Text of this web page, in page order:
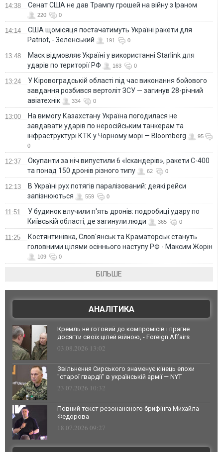
14:38 Сенат США не дав Трампу грошей на війну з Іраном
220 0
14:14
США щомісяця постачатимуть Україні ракети для
Patriot, - Зеленський
191 0
13:48
Маск відмовляє Україні у використанні Starlink для
ударів по території РФ
163 0
13:24
У Кіровоградській області під час виконання бойового
завдання розбився вертоліт ЗСУ — загинув 28-річний
авіатехнік
334 0
13:00
На вимогу Казахстану Україна погодилася не
завдавати ударів по неросійським танкерам та
інфраструктурі КТК у Чорному морі — Bloomberg
95
0
12:37
Окупанти за ніч випустили 6 «Іскандерів», ракети С-400
та понад 150 дронів різного типу
62 0
12:13
В Україні рух потягів паралізований: деякі рейси
запізнюються
559 0
11:51
У будинок влучили п'ять дронів: подробиці удару по
Київській області, де загинули люди
365 0
11:25
Костянтинівка, Слов'янськ та Краматорськ стануть
головними цілями осіннього наступу РФ - Максим Жорін
109 0
БІЛЬШЕ
АНАЛІТИКА
Кремль не готовий до компромісів і прагне
досягти своїх цілей війною, - Foreign Affairs
03.08.2026 13:02
Звільнення Сирського знаменує кінець епохи
"старої гвардії" в українській армії — NYT
23.07.2026 10:32
Повний текст резонансного брифінга Михайла
Федорова
18.07.2026 09:27